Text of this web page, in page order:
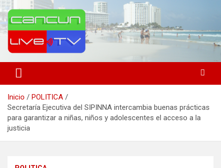
Saltar
al
contenido
Cancún Live Tv
Inicio
POLITICA
Secretaría Ejecutiva del SIPINNA intercambia buenas prácticas
para garantizar a niñas, niños y adolescentes el acceso a la
justicia